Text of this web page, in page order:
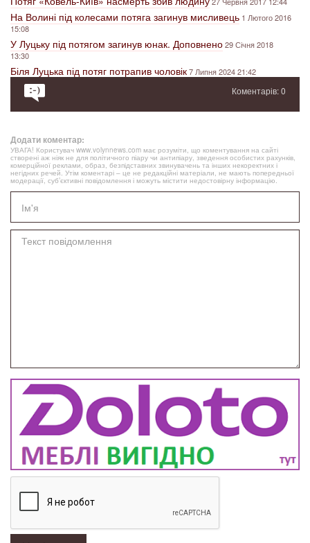
На Волині під колесами потяга загинув мисливець 1 Лютого 2016
15:08
У Луцьку під потягом загинув юнак. Доповнено29 Січня 2018
13:30
Біля Луцька під потяг потрапив чоловік7 Липня 2024 21:42
Коментарів: 0
Додати коментар:
УВАГА! Користувач www.volynnews.com має розуміти, що коментування на сайті
створені аж ніяк не для політичного піару чи антипіару, зведення особистих рахунків,
комерційної реклами, образ, безпідставних звинувачень та інших некоректних і
негідних речей. Утім коментарі – це не редакційні матеріали, не мають попередньої
модерації, суб’єктивні повідомлення і можуть містити недостовірну інформацію.